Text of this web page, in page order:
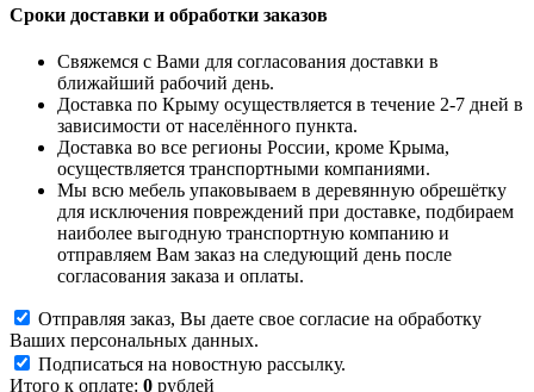
Сроки доставки и обработки заказов
Свяжемся с Вами для согласования доставки в
ближайший рабочий день.
Доставка по Крыму осуществляется в течение 2-7 дней в
зависимости от населённого пункта.
Доставка во все регионы России, кроме Крыма,
осуществляется транспортными компаниями.
Мы всю мебель упаковываем в деревянную обрешётку
для исключения повреждений при доставке, подбираем
наиболее выгодную транспортную компанию и
отправляем Вам заказ на следующий день после
согласования заказа и оплаты.
Отправляя заказ, Вы даете свое согласие на обработку
Ваших персональных данных.
Подписаться на новостную рассылку.
Итого к оплате: 0 рублей